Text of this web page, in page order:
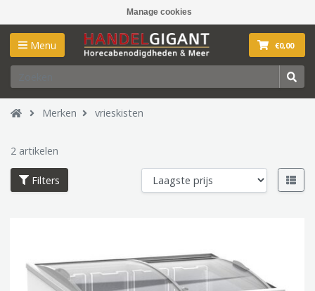
Manage cookies
Menu €0,00
Merken vrieskisten
2 artikelen
Filters